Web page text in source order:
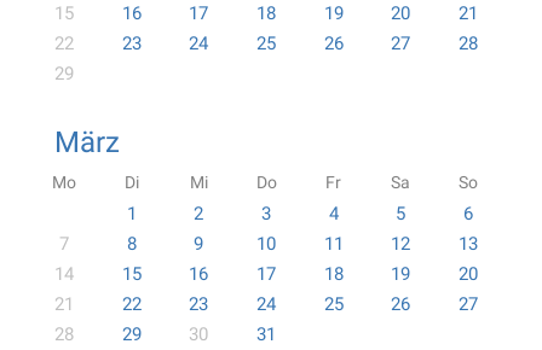
15
16 17 18 19 20
21
22
23 24 25 26 27
28
29
März
Mo Di Mi Do Fr Sa So
1 2 3 4 5
6
7
8 9 10 11 12
13
14
15 16 17 18 19
20
21
22 23 24 25 26
27
28
29 30 31